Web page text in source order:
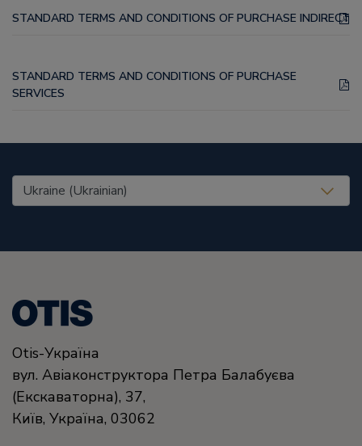
STANDARD TERMS AND CONDITIONS OF PURCHASE INDIRECT
STANDARD TERMS AND CONDITIONS OF PURCHASE
SERVICES
United States (EN)
Otis-Україна
вул. Авіаконструктора Петра Балабуєва
(Екскаваторна), 37,
Київ, Україна, 03062